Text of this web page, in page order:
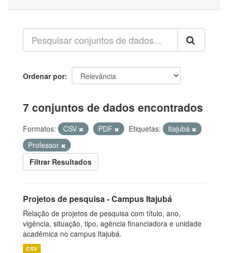
Ordenar por
7 conjuntos de dados encontrados
Formatos: CSV PDF Etiquetas:
Itajubá
Professor
Filtrar Resultados
Projetos de pesquisa - Campus Itajubá
Relação de projetos de pesquisa com título, ano,
vigência, situação, tipo, agência financiadora e unidade
acadêmica no campus Itajubá.
CSV